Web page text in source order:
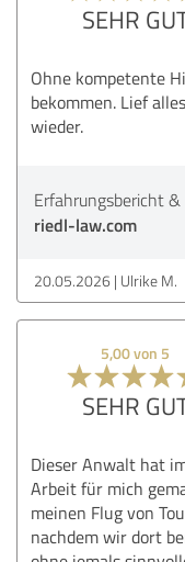
SEHR
Ohne kompetente
bekommen. Lief
wieder.
Erfahrungsbericht
riedl-law.com
20.05.2026 Ulrike M.
5,00 von 5
SEHR
Dieser Anwalt hat
Arbeit für mich
meinen Flug von
nachdem wir dort